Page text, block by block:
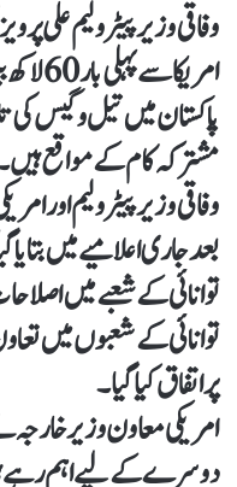
وفاقی وزیر پیٹرولیم علی
پاکستان میں تیل و گیس
مشترکہ کام کے مواقع
وفاقی وزیر پیٹرولیم اور
بعد جاری اعلامیے میں
توانائی کے شعبے میں
توانائی کے شعبوں میں
پراتفاق کیا گیا۔
امریکی معاون وزیرخارجہ
دوسرے کے لیے اہم رہے